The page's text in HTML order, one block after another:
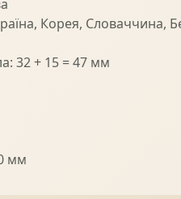
Корея, Словаччина,
32 + 15 = 47 мм
мм